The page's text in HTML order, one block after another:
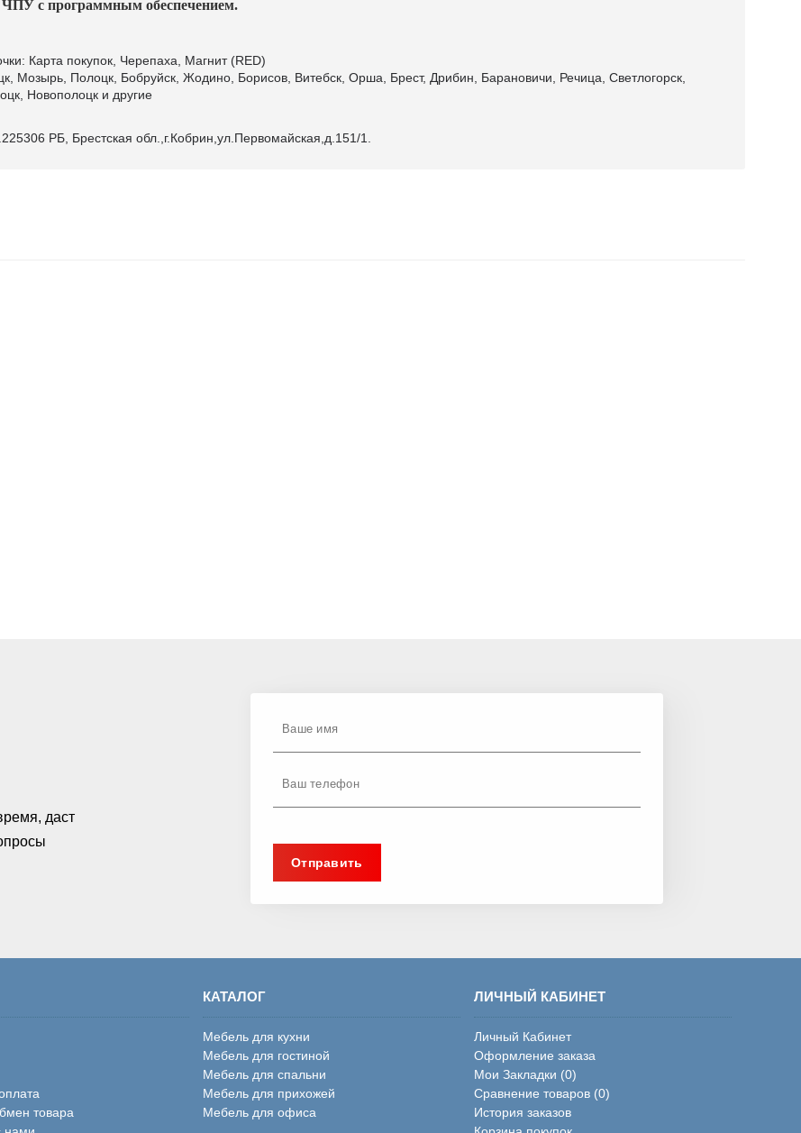
ЧПУ с программным обеспечением.
Карта покупок, Черепаха, Магнит (RED)
Мозырь, Полоцк, Бобруйск, Жодино, Борисов, Витебск, Орша, Брест, Дрибин, Барановичи, Речица, Светлогорск,
Новополоцк и другие
РБ, Брестская обл.,г.Кобрин,ул.Первомайская,д.151/1.
даст
товара
КАТАЛОГ
Мебель для кухни
Мебель для гостиной
Мебель для спальни
Мебель для прихожей
Мебель для офиса
ЛИЧНЫЙ КАБИНЕТ
Личный Кабинет
Оформление заказа
Мои Закладки (0)
Сравнение товаров (0)
История заказов